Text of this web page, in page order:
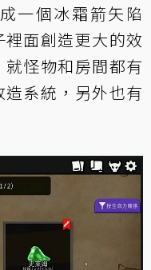
一個冰霜箭矢陷
面創造更大的效
怪物和房間都有
系統，另外也有